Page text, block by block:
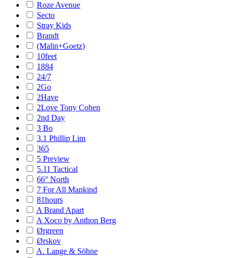
Roze Avenue
Secto
Stray Kids
Brandt
(Malin+Goetz)
10feet
1884
24/7
2Go
2Have
2Love Tony Cohen
2nd Day
3 Bo
3.1 Phillip Lim
365
5 Preview
5.11 Tactical
66° North
7 For All Mankind
81hours
A Brand Apart
A Xoco by Anthon Berg
Ørgreen
Ørskov
A. Lange & Söhne